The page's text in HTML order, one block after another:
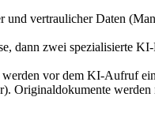
und vertraulicher Daten
dann zwei spezialisierte
vor dem KI-Aufruf
Originaldokumente